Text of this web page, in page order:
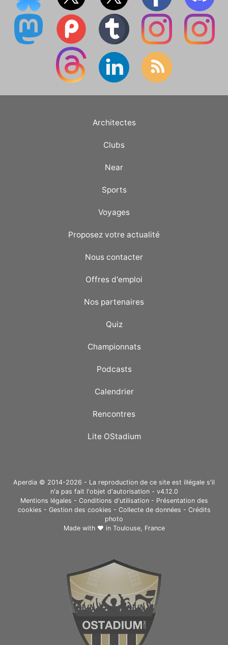
Architectes
Clubs
Near
Sports
Voyages
Proposez votre actualité
Nous contacter
Offres d'emploi
Nos partenaires
Quiz
Championnats
Podcasts
Calendrier
Rencontres
Lite OStadium
Aperdia © 2014-2026 - La reproduction de ce site est illégale s'il
n'a pas fait l'objet d'autorisation - v4.12.0
Mentions légales - Conditions d'utilisation- Présentation des
cookies - Gestion des cookies - Collecte de données - Crédits
photo
Made with ❤ in Toulouse, France